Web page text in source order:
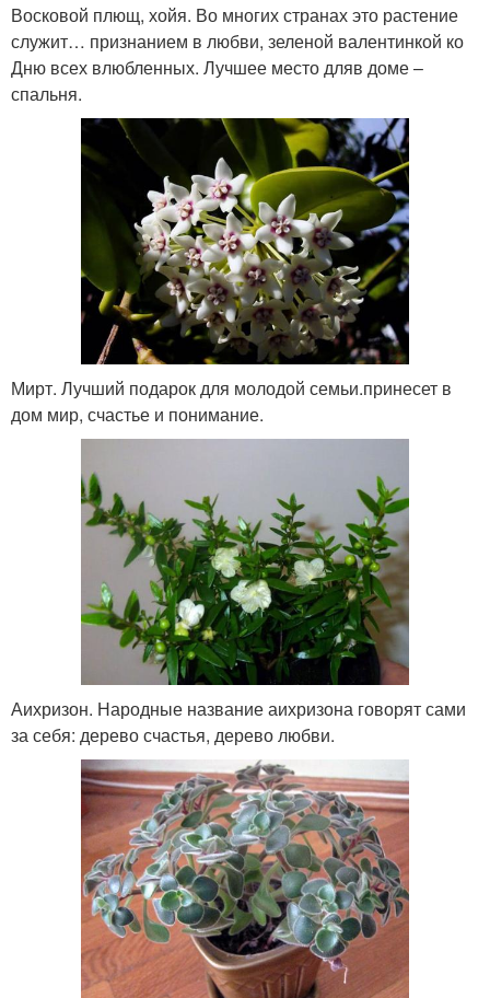
Восковой плющ, хойя. Во многих странах это растение
служит… признанием в любви, зеленой валентинкой ко
Дню всех влюбленных. Лучшее место дляв доме –
спальня.
Мирт. Лучший подарок для молодой семьи.принесет в
дом мир, счастье и понимание.
Аихризон. Народные название аихризона говорят сами
за себя: дерево счастья, дерево любви.